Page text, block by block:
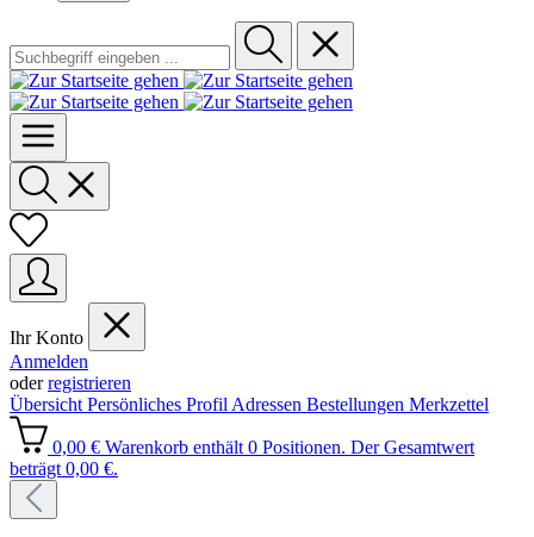
Ihr Konto
Anmelden
oderregistrieren
Übersicht Persönliches Profil Adressen Bestellungen Merkzettel
0,00 € Warenkorb enthält 0 Positionen. Der Gesamtwert
beträgt 0,00 €.